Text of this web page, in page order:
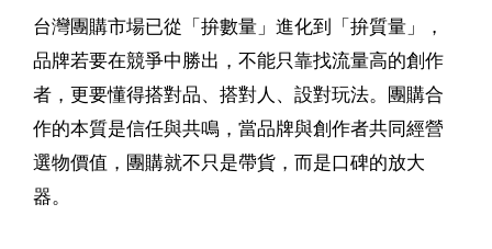
台灣團購市場已從「拚數量」進化到「拚質量」，
品牌若要在競爭中勝出，不能只靠找流量高的創作
者，更要懂得搭對品、搭對人、設對玩法。團購合
作的本質是信任與共鳴，當品牌與創作者共同經營
選物價值，團購就不只是帶貨，而是口碑的放大
器。